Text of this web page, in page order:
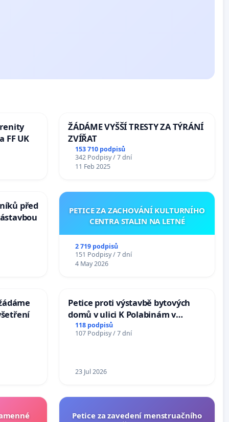
FF UK
ŽÁDÁME VYŠŠÍ TRESTY ZA TÝRÁNÍ
ZVÍŘAT
153 710 podpisů
342 Podpisy / 7 dní
11 Feb 2025
před
PETICE ZA ZACHOVÁNÍ KULTURNÍHO
CENTRA STALIN NA LETNÉ
2 719 podpisů
151 Podpisy / 7 dní
4 May 2026
Petice proti výstavbě bytových
domů v ulici K Polabinám v
Pardubicích
118 podpisů
107 Podpisy / 7 dní
23 Jul 2026
Petice za zavedení menstruačního